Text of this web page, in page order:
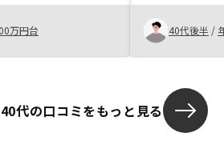
万円台
スクが許容範
と思いました
り高価格帯の
肢が広がって
40代後半 /
40代の口コミをもっと見る